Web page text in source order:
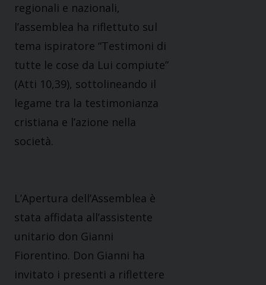
regionali e nazionali,
l’assemblea ha riflettuto sul
tema ispiratore “Testimoni di
tutte le cose da Lui compiute”
(Atti 10,39), sottolineando il
legame tra la testimonianza
cristiana e l’azione nella
società.
L’Apertura dell’Assemblea è
stata affidata all’assistente
unitario don Gianni
Fiorentino. Don Gianni ha
invitato i presenti a riflettere